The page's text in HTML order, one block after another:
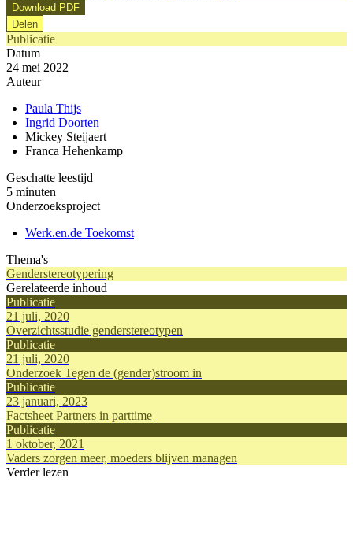
Download PDF
Delen
Publicatie
Datum
24 mei 2022
Auteur
Paula Thijs
Ingrid Doorten
Mickey Steijaert
Franca Hehenkamp
Geschatte leestijd
5 minuten
Onderzoeksproject
Werk.en.de Toekomst
Thema's
Genderstereotypering
Gerelateerde inhoud
Publicatie
21 juli, 2020
Overzichtsstudie genderstereotypen
Publicatie
21 juli, 2020
Onderzoek Tegen de (gender)stroom in
Publicatie
23 januari, 2023
Factsheet Partners in parttime
Publicatie
1 oktober, 2021
Vaders zorgen meer, moeders blijven managen
Verder lezen